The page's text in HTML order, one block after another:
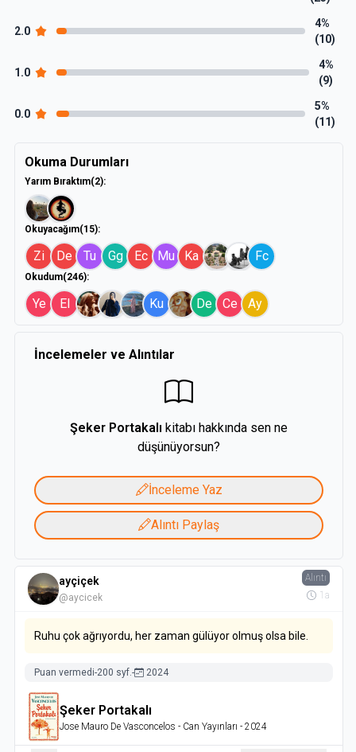
2.0
4%
(10)
1.0
4%
(9)
0.0
5%
(11)
Okuma Durumları
Yarım Bıraktım(2):
Okuyacağım(15):
Zi De Tu Gg Ec Mu Ka Fc
Okudum(246):
Ye El Ku De Ce Ay
İncelemeler ve Alıntılar
Şeker Portakalı kitabı hakkında sen ne
düşünüyorsun?
İnceleme Yaz
Alıntı Paylaş
ayçiçek
@aycicek
Alıntı
1a
Ruhu çok ağrıyordu, her zaman gülüyor olmuş olsa bile.
Puan vermedi-200 syf.- 2024
Şeker Portakalı
Jose Mauro De Vasconcelos - Can Yayınları - 2024